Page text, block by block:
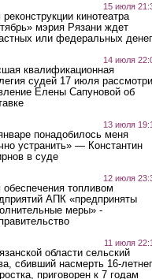
15 июля
кинотеатра
мэрия Рязани ждет
или федеральных денег
14 июля
квалификационная
судей 17 июля
Елены Сапуновой об
13 июля
понадобилось меня
устранить» — Константин
в суде
12 июля
обеспечения топливом
АПК «предприняты
меры» -
11 июля
области сельский
сбивший насмерть 16-
приговорен к 7 годам